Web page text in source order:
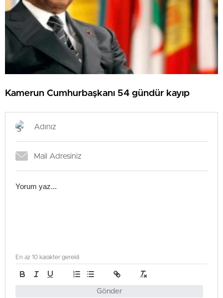
Kamerun Cumhurbaşkanı 54 gündür kayıp
Gönder
En az 10 karakter gerekli